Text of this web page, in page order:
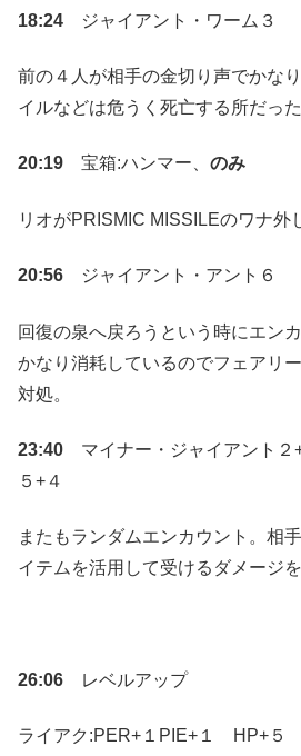
18:24 ジャイアント・ワーム３
前の４人が相手の金切り声でかな
イルなどは危うく死亡する所だった
20:19 宝箱:ハンマー、 のみ
リオがPRISMIC MISSILEのワナ外
20:56 ジャイアント・アント６
回復の泉へ戻ろうという時にエン
かなり消耗しているのでフェアリ
対処。
23:40 マイナー・ジャイアント２
５+４
またもランダムエンカウント。相
イテムを活用して受けるダメージ
26:06 レベルアップ
ライアク:PER+１PIE+１ HP+５